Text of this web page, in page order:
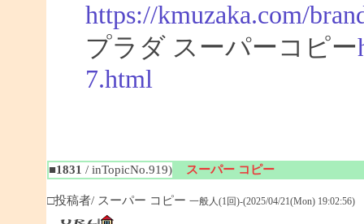
https://kmuzaka.com/
プラダ スーパーコピー
7.html
■1831 / inTopicNo.919) スーパー コピー
□投稿者/ スーパー コピー 一般人(1回)-(2025/04/21(Mon) 19:02:56)